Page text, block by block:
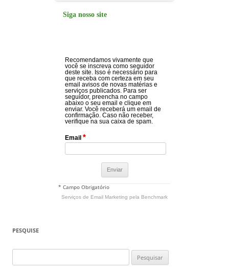
Siga nosso site
Recomendamos vivamente que
você se inscreva como seguidor
deste site. Isso é necessário para
que receba com certeza em seu
email avisos de novas matérias e
serviços publicados. Para ser
seguidor, preencha no campo
abaixo o seu email e clique em
enviar. Você receberá um email de
confirmação. Caso não receber,
verifique na sua caixa de spam.
Email *
* Campo Obrigatório
Serviços de Email Marketing pela Benchmark
PESQUISE
por: